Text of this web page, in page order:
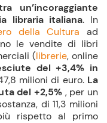
un’incoraggiante
libraria italiana. In
della Cultura ad
le vendite di libri
(librerie, online
del +3,4% in
milioni di euro. La
del +2,5%, per un
di 11,3 milioni
rispetto al primo